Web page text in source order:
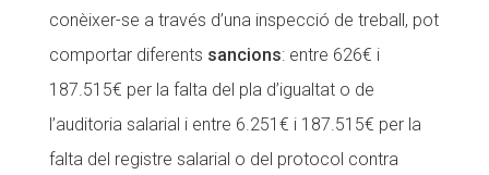
conèixer-se a través d’una inspecció de treball, pot
comportar diferents sancions: entre 626€ i
187.515€ per la falta del pla d’igualtat o de
l’auditoria salarial i entre 6.251€ i 187.515€ per la
falta del registre salarial o del protocol contra